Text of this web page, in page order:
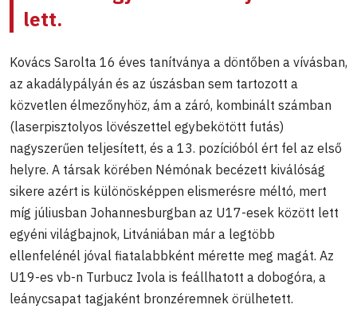
lett.
Kovács Sarolta 16 éves tanítványa a döntőben a vívásban,
az akadálypályán és az úszásban sem tartozott a
közvetlen élmezőnyhöz, ám a záró, kombinált számban
(laserpisztolyos lövészettel egybekötött futás)
nagyszerűen teljesített, és a 13. pozícióból ért fel az első
helyre. A társak körében Némónak becézett kiválóság
sikere azért is különösképpen elismerésre méltó, mert
míg júliusban Johannesburgban az U17-esek között lett
egyéni világbajnok, Litvániában már a legtöbb
ellenfelénél jóval fiatalabbként mérette meg magát. Az
U19-es vb-n Turbucz Ivola is feállhatott a dobogóra, a
leánycsapat tagjaként bronzéremnek örülhetett.